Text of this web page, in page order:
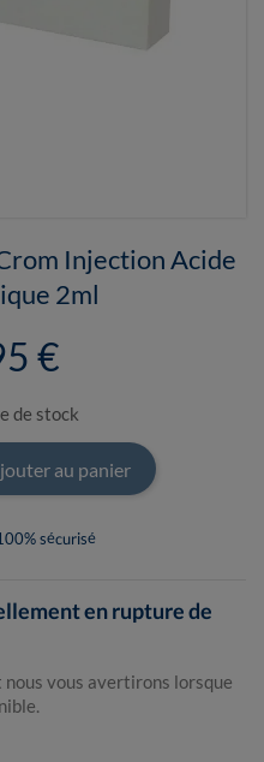
Injection Acide
2ml
€
de stock
au panier
sécurisé
en rupture de
vous avertirons lorsque